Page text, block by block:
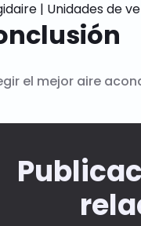
el mejor aire